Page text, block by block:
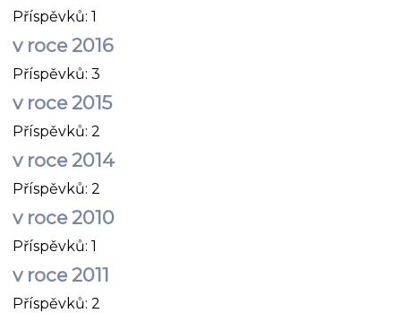
Příspěvků: 1
v roce 2016
Příspěvků: 3
v roce 2015
Příspěvků: 2
v roce 2014
Příspěvků: 2
v roce 2010
Příspěvků: 1
v roce 2011
Příspěvků: 2